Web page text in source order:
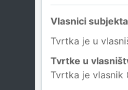
Vlasnici subjekta
Tvrtka je u
Tvrtke u
Tvrtka je vlasnik